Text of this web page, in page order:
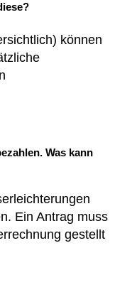
können
Was kann
Ein Antrag muss
gestellt